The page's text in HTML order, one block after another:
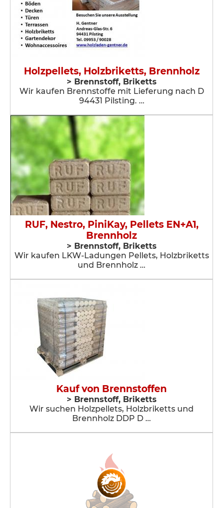
Holzpellets, Holzbriketts, Brennholz
> Brennstoff, Briketts
Wir kaufen Brennstoffe mit Lieferung nach D
94431 Pilsting. …
RUF, Nestro, PiniKay, Pellets EN+A1,
Brennholz
> Brennstoff, Briketts
Wir kaufen LKW-Ladungen Pellets, Holzbriketts
und Brennholz …
Kauf von Brennstoffen
> Brennstoff, Briketts
Wir suchen Holzpellets, Holzbriketts und
Brennholz DDP D …